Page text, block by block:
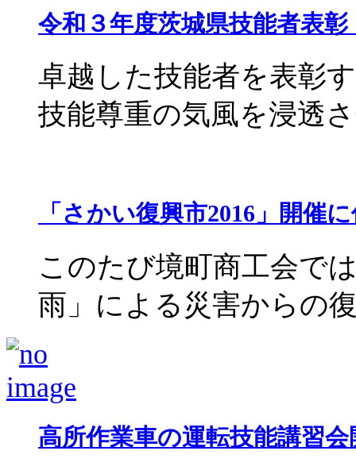
令和３年度茨城県技能者表
卓越した技能者を表彰
技能尊重の気風を浸透
「さかい復興市2016」開催
このたび境町商工会で
雨」による災害からの
高所作業車の運転技能講習